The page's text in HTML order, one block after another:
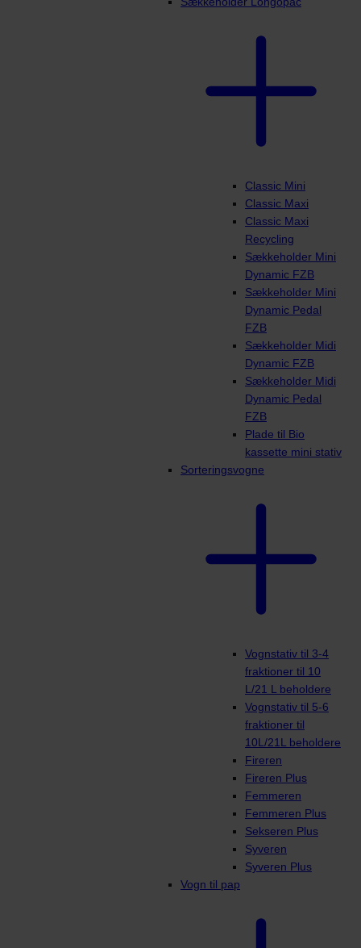
Classic Mini
Classic Maxi
Classic Maxi
Recycling
Sækkeholder Mini
Dynamic FZB
Sækkeholder Mini
Dynamic Pedal
FZB
Sækkeholder Midi
Dynamic FZB
Sækkeholder Midi
Dynamic Pedal
FZB
Plade til Bio
kassette mini stativ
Sorteringsvogne
Vognstativ til 3-4
fraktioner til 10
L/21 L beholdere
Vognstativ til 5-6
fraktioner til
10L/21L beholdere
Fireren
Fireren Plus
Femmeren
Femmeren Plus
Sekseren Plus
Syveren
Syveren Plus
Vogn til pap